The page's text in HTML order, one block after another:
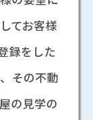
てお客様
録をした
その不動
の見学の